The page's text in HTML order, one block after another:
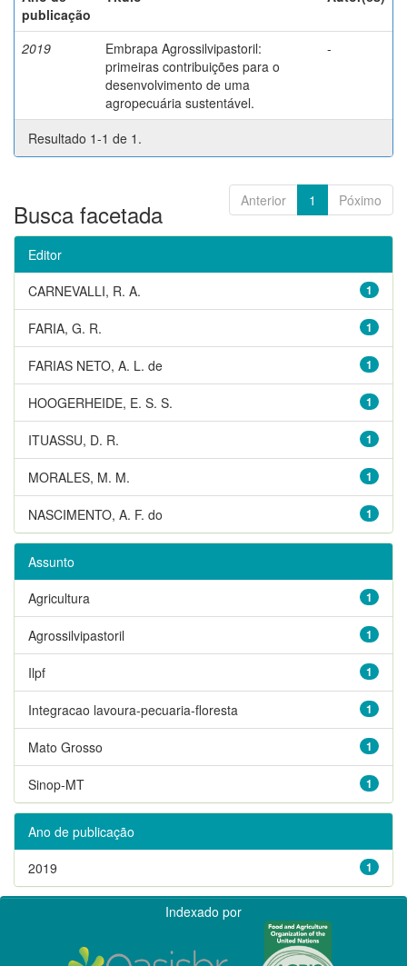
publicação
2019
Embrapa Agrossilvipastoril:
primeiras contribuições para o
desenvolvimento de uma
agropecuária sustentável.
-
Resultado 1-1 de 1.
Anterior 1 Póximo
Busca facetada
Editor
1
CARNEVALLI, R. A.
1
FARIA, G. R.
1
FARIAS NETO, A. L. de
1
HOOGERHEIDE, E. S. S.
1
ITUASSU, D. R.
1
MORALES, M. M.
1
NASCIMENTO, A. F. do
Assunto
1
Agricultura
1
Agrossilvipastoril
1
Ilpf
1
Integracao lavoura-pecuaria-floresta
1
Mato Grosso
1
Sinop-MT
Ano de publicação
1
2019
Indexado por